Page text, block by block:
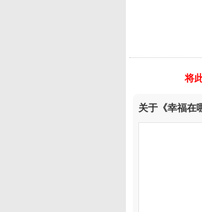
将
关于《幸福在